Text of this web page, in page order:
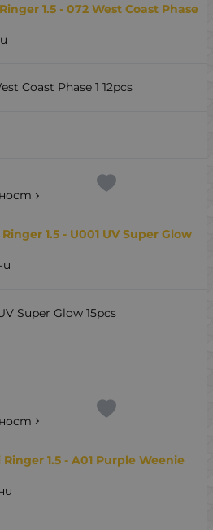
1.5 - 072 West Coast Phase
Coast Phase 1 12pcs
1.5 - U001 UV Super Glow
Super Glow 15pcs
Ringer 1.5 - A01 Purple Weenie